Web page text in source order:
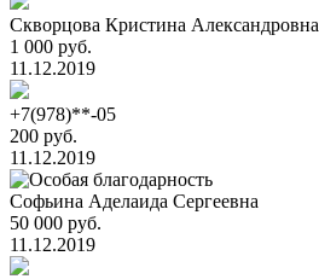
Скворцова Кристина Александровна
1 000 руб.
11.12.2019
+7(978)**-05
200 руб.
11.12.2019
Cофьина Аделаида Cергеевна
50 000 руб.
11.12.2019